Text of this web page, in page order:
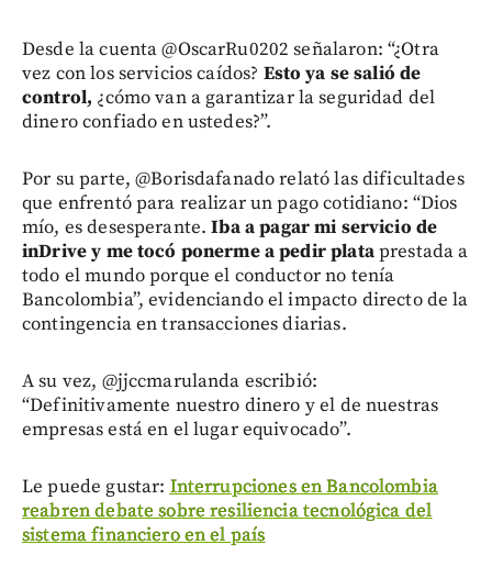
Desde la cuenta @OscarRu0202 señalaron: “¿Otra
vez con los servicios caídos? Esto ya se salió de
control, ¿cómo van a garantizar la seguridad del
dinero confiado en ustedes?”.
Por su parte, @Borisdafanado relató las dificultades
que enfrentó para realizar un pago cotidiano: “Dios
mío, es desesperante. Iba a pagar mi servicio de
inDrive y me tocó ponerme a pedir plataprestada a
todo el mundo porque el conductor no tenía
Bancolombia”, evidenciando el impacto directo de la
contingencia en transacciones diarias.
A su vez, @jjccmarulanda escribió:
“Definitivamente nuestro dinero y el de nuestras
empresas está en el lugar equivocado”.
Le puede gustar: Interrupciones en Bancolombia
reabren debate sobre resiliencia tecnológica del
sistema financiero en el país